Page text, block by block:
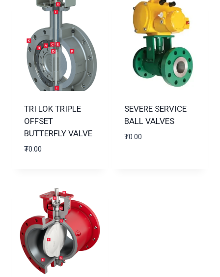
TRI LOK TRIPLE
OFFSET
BUTTERFLY VALVE
₮0.00
SEVERE SERVICE
BALL VALVES
₮0.00